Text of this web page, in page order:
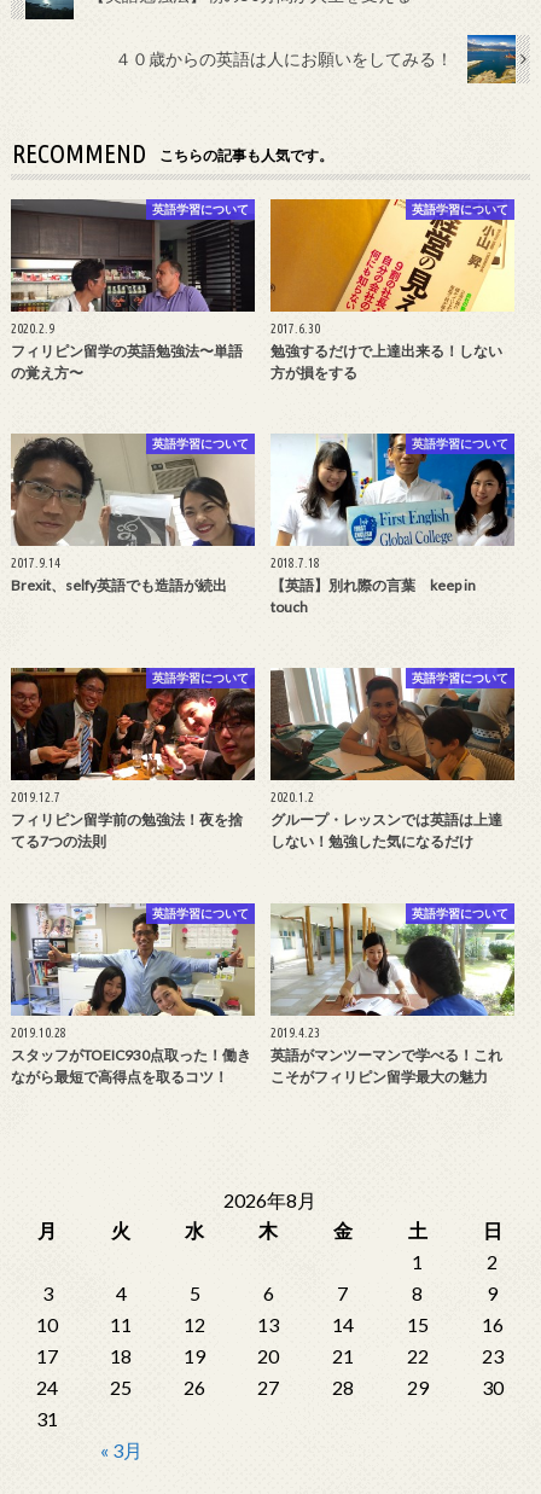
４０歳からの英語は人にお願いをしてみる！
RECOMMEND こちらの記事も人気です。
英語学習について
2020.2.9
フィリピン留学の英語勉強法〜単語
の覚え方〜
英語学習について
2017.6.30
勉強するだけで上達出来る！しない
方が損をする
英語学習について
2017.9.14
Brexit、selfy英語でも造語が続出
英語学習について
2018.7.18
【英語】別れ際の言葉 keep in
touch
英語学習について
2019.12.7
フィリピン留学前の勉強法！夜を捨
てる7つの法則
英語学習について
2020.1.2
グループ・レッスンでは英語は上達
しない！勉強した気になるだけ
英語学習について
2019.10.28
スタッフがTOEIC930点取った！働き
ながら最短で高得点を取るコツ！
英語学習について
2019.4.23
英語がマンツーマンで学べる！これ
こそがフィリピン留学最大の魅力
2026年8月
月
火 水 木 金 土 日
« 3月
1
2
3
4 5 6 7 8
9
10
11 12 13 14 15
16
17
18 19 20 21 22
23
24
25 26 27 28 29
30
31